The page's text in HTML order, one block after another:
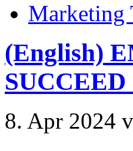
Marketing
(English)
8. Apr 2024